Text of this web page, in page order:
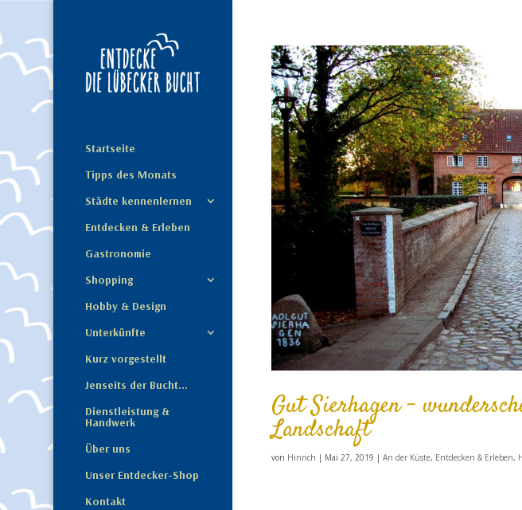
Startseite
Tipps des Monats
Städte kennenlernen
Entdecken & Erleben
Gastronomie
Shopping
Hobby & Design
Unterkünfte
Kurz vorgestellt
Jenseits der Bucht…
Dienstleistung &
Handwerk
Über uns
Unser Entdecker-Shop
Kontakt
Gut Sierhagen –
Landschaft
von Hinrich | Mai 27, 2019 |An der Küste, Entdecken & Erleben,